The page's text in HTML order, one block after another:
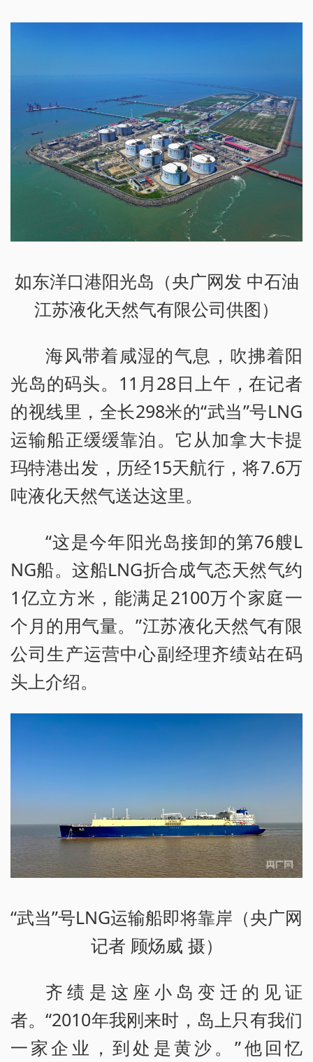
如东洋口港阳光岛（央广网发 中石油
江苏液化天然气有限公司供图）
海风带着咸湿的气息，吹拂着阳
光岛的码头。11月28日上午，在记者
的视线里，全长298米的“武当”号LNG
运输船正缓缓靠泊。它从加拿大卡提
玛特港出发，历经15天航行，将7.6万
吨液化天然气送达这里。
“这是今年阳光岛接卸的第76艘L
NG船。这船LNG折合成气态天然气约
1亿立方米，能满足2100万个家庭一
个月的用气量。”江苏液化天然气有限
公司生产运营中心副经理齐绩站在码
头上介绍。
“武当”号LNG运输船即将靠岸（央广网
记者 顾炀威 摄）
齐绩是这座小岛变迁的见证
者。“2010年我刚来时，岛上只有我们
一家企业，到处是黄沙。”他回忆